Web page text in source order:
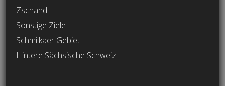
Zschand
Sonstige Ziele
Schmilkaer Gebiet
Hintere Sächsische Schweiz